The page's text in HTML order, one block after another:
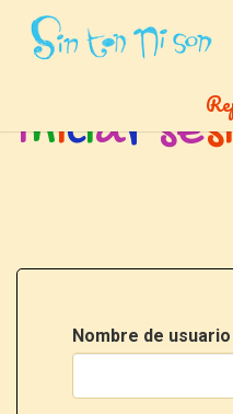
Inicio » Ingresar
Iniciarsesi
Nombre de